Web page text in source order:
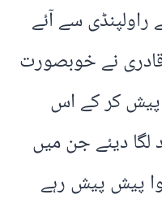
سے آئے
نے خوبصورت
پیش کر کے اس
لگا دیئے جن میں
پیش پیش رہے